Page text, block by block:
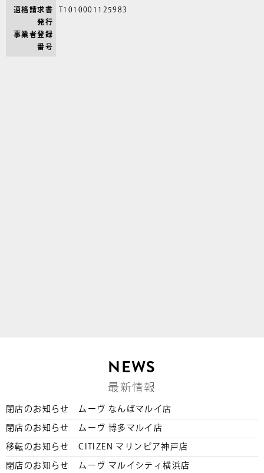
適格請求書
発行
事業者登録
番号
T1010001125983
NEWS
最新情報
閉店のお知らせ ムーヴ なんばマルイ店
閉店のお知らせ ムーヴ 博多マルイ店
移転のお知らせ CITIZEN マリンピア神戸店
閉店のお知らせ ムーヴ マルイシティ横浜店